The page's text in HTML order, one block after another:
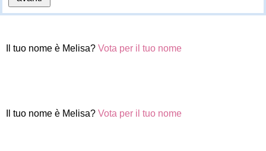
Il tuo nome è Melisa? Vota per il tuo nome
Il tuo nome è Melisa? Vota per il tuo nome